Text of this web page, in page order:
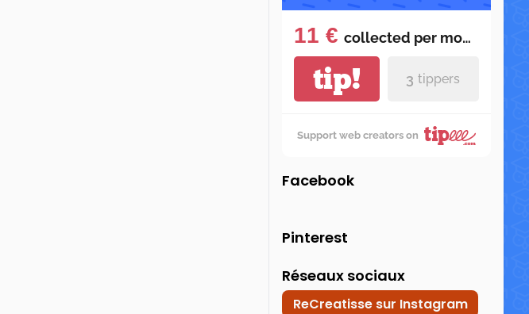
11 € collected per month
tip! 3 tippers
Support web creators on
Facebook
Pinterest
Réseaux sociaux
ReCreatisse sur Instagram